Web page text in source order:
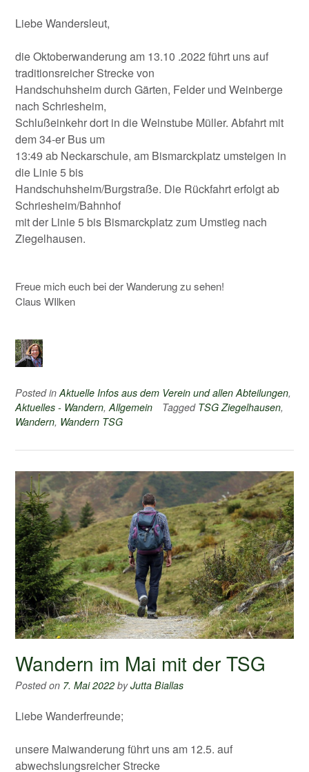
Liebe Wandersleut,
die Oktoberwanderung am 13.10 .2022 führt uns auf
traditionsreicher Strecke von
Handschuhsheim durch Gärten, Felder und Weinberge
nach Schriesheim,
Schlußeinkehr dort in die Weinstube Müller. Abfahrt mit
dem 34-er Bus um
13:49 ab Neckarschule, am Bismarckplatz umsteigen in
die Linie 5 bis
Handschuhsheim/Burgstraße. Die Rückfahrt erfolgt ab
Schriesheim/Bahnhof
mit der Linie 5 bis Bismarckplatz zum Umstieg nach
Ziegelhausen.
Freue mich euch bei der Wanderung zu sehen!
Claus WIlken
Posted inAktuelle Infos aus dem Verein und allen Abteilungen,
Aktuelles - Wandern,Allgemein Tagged TSG Ziegelhausen,
Wandern, Wandern TSG
Wandern im Mai mit der TSG
Posted on 7. Mai 2022 byJutta Biallas
Liebe Wanderfreunde;
unsere Maiwanderung führt uns am 12.5. auf
abwechslungsreicher Strecke